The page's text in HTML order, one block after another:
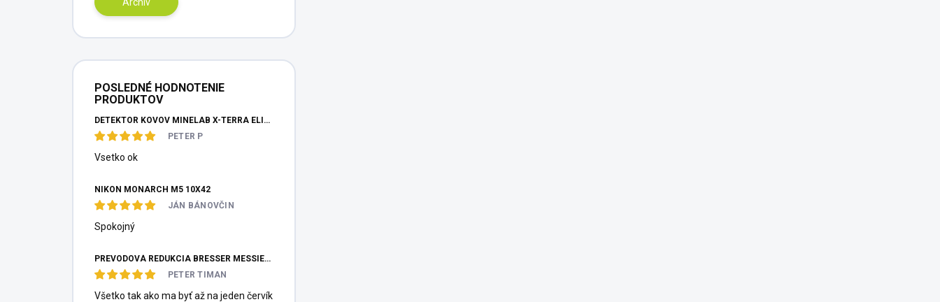
POSLEDNÉ HODNOTENIE
PRODUKTOV
DETEKTOR KOVOV MINELAB X-TERRA ELITE PINPOITER SET
PETER P
Vsetko ok
NIKON MONARCH M5 10X42
JÁN BÁNOVČIN
Spokojný
PREVODOVÁ REDUKCIA BRESSER MESSIER HEXAFOC 1:10
PETER TIMAN
Všetko tak ako ma byť až na jeden červík